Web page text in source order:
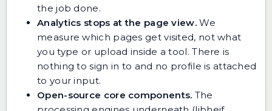
the job done.
Analytics stops at the page view.We
measure which pages get visited, not what
you type or upload inside a tool. There is
nothing to sign in to and no profile is attached
to your input.
Open-source core components. The